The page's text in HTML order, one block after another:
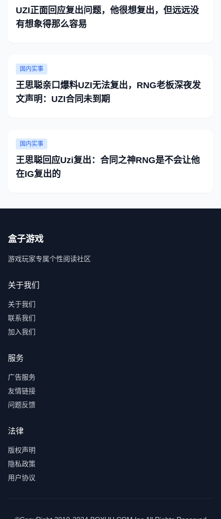
UZI正面回应复出问题，他很想复出，但远远没
有想象得那么容易
国内实事
王思聪亲口爆料UZI无法复出，RNG老板深夜发
文声明：UZI合同未到期
国内实事
王思聪回应Uzi复出：合同之神RNG是不会让他
在IG复出的
盒子游戏
游戏玩家专属个性阅读社区
关于我们
关于我们
联系我们
加入我们
服务
广告服务
友情链接
问题反馈
法律
版权声明
隐私政策
用户协议